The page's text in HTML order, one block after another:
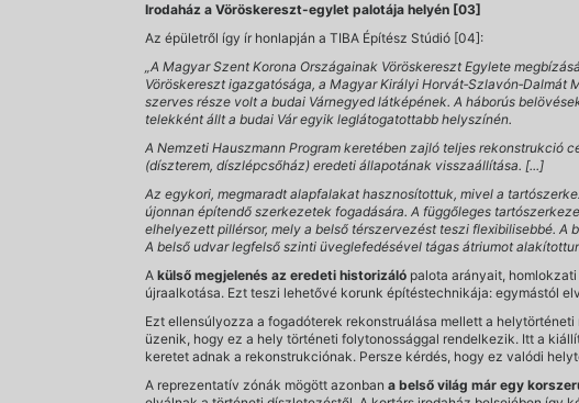
Irodaház a Vöröskereszt-egylet palotája helyén [03]
Az épületről így ír honlapján a TIBA Építész Stúdió [04]:
„A Magyar Szent Korona Országainak Vöröskereszt Egylete
Vöröskereszt igazgatósága, a Magyar Királyi
szerves része volt a budai Várnegyed látképének. A háborús
telekként állt a budai Vár egyik leglátogatottabb helyszínén.
A Nemzeti Hauszmann Program keretében zajló teljes
(díszterem, díszlépcsőház) eredeti állapotának visszaállítása. [...]
Az egykori, megmaradt alapfalakat hasznosítottuk, mivel a
újonnan építendő szerkezetek fogadására. A függőleges
elhelyezett pillérsor, mely a belső térszervezést teszi flexibilisebbé.
A belső udvar legfelső szinti üveglefedésével tágas átriumot
A külső megjelenés az eredeti historizáló palota arányait,
újraalkotása. Ezt teszi lehetővé korunk építéstechnikája: egymástól
Ezt ellensúlyozza a fogadóterek rekonstruálása mellett a
üzenik, hogy ez a hely történeti folytonossággal rendelkezik. Itt a
keretet adnak a rekonstrukciónak. Persze kérdés, hogy ez valódi
A reprezentatív zónák mögött azonban a belső világ már egy